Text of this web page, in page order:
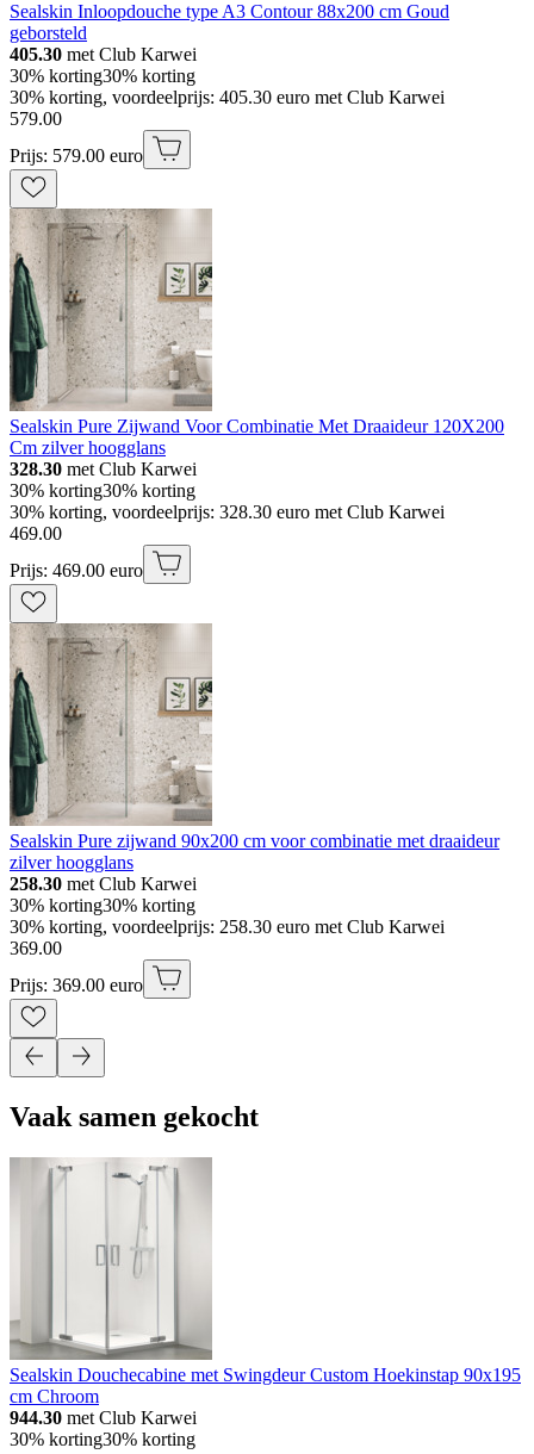
Sealskin Inloopdouche type A3 Contour 88x200 cm Goud
geborsteld
405.30 met Club Karwei
30% korting30% korting
30% korting, voordeelprijs: 405.30 euro met Club Karwei
579.00
Prijs: 579.00 euro
Sealskin Pure Zijwand Voor Combinatie Met Draaideur 120X200
Cm zilver hoogglans
328.30 met Club Karwei
30% korting30% korting
30% korting, voordeelprijs: 328.30 euro met Club Karwei
469.00
Prijs: 469.00 euro
Sealskin Pure zijwand 90x200 cm voor combinatie met draaideur
zilver hoogglans
258.30 met Club Karwei
30% korting30% korting
30% korting, voordeelprijs: 258.30 euro met Club Karwei
369.00
Prijs: 369.00 euro
Vaak samen gekocht
Sealskin Douchecabine met Swingdeur Custom Hoekinstap 90x195
cm Chroom
944.30 met Club Karwei
30% korting30% korting